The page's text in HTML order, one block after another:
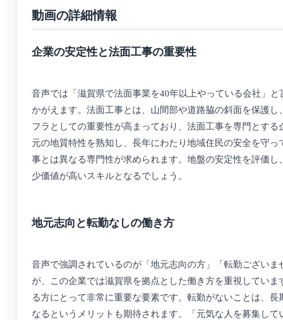
動画の詳細情報
企業の安定性と法面工事の重要性
音声では「滋賀県で法面事業を40年以上やっている会社」
かがえます。法面工事とは、山間部や道路脇の斜面を保護
フラとしての重要性が高まっており、法面工事を専門とす
元の地質特性を熟知し、長年にわたり地域住民の安全を守
事とは異なる専門性が求められます。地盤の安定性を評価
少価値が高いスキルとなるでしょう。
地元志向と転勤なしの働き方
音声で強調されているのが「地元志向の方」「転勤ござい
が、この企業では滋賀県を拠点とした働き方を重視してい
る方にとって非常に重要な要素です。転勤がないことは、
なるというメリットも期待されます。「元気な人を募集し